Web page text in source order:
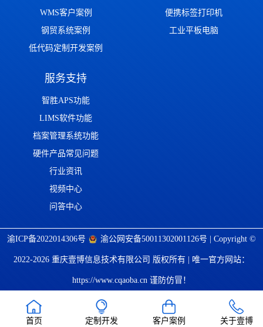
首页 定制开发 客户案例 关于壹博
WMS客户案例
钢贸系统案例
低代码定制开发案例
便携标签打印机
工业平板电脑
服务支持
智胜APS功能
LIMS软件功能
档案管理系统功能
硬件产品常见问题
行业资讯
视频中心
问答中心
渝ICP备2022014306号 渝公网安备50011302001126号 | Copyright ©
2022-2026 重庆壹博信息技术有限公司 版权所有 | 唯一官方网站：
https://www.cqaoba.cn 谨防仿冒！